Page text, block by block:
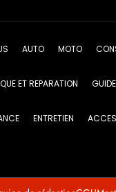
AUTO MOTO
ET REPARATION
ENTRETIEN